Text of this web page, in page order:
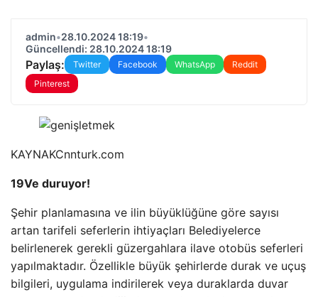
admin•28.10.2024 18:19•
Güncellendi: 28.10.2024 18:19
Paylaş: Twitter Facebook WhatsApp
Reddit
Pinterest
KAYNAKCnnturk.com
19Ve duruyor!
Şehir planlamasına ve ilin büyüklüğüne göre sayısı
artan tarifeli seferlerin ihtiyaçları Belediyelerce
belirlenerek gerekli güzergahlara ilave otobüs seferleri
yapılmaktadır. Özellikle büyük şehirlerde durak ve uçuş
bilgileri, uygulama indirilerek veya duraklarda duvar